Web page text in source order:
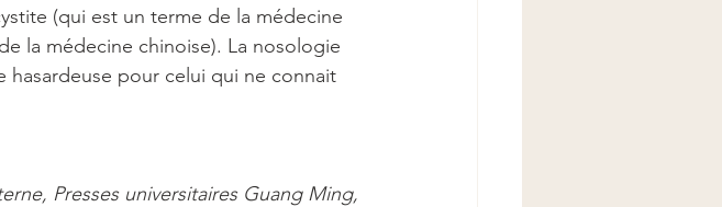
(qui est un terme de la médecine
la médecine chinoise). La nosologie
pour celui qui ne connait
Presses universitaires Guang Ming,